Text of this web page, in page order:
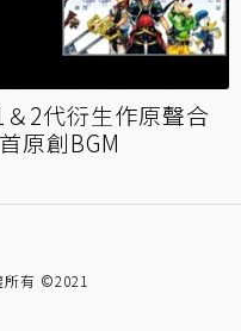
2代衍生作原聲合
原創BGM
所有 ©2021